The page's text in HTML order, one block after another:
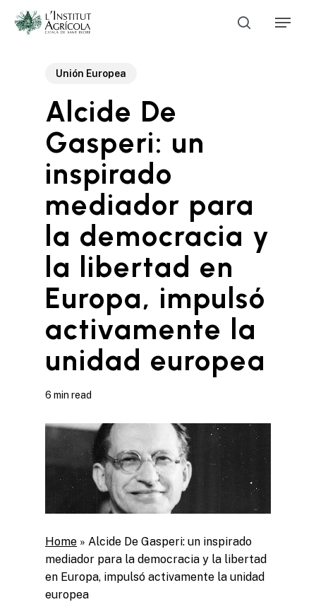
Skip
search
Menu
Unión Europea
Alcide De
Gasperi: un
inspirado
mediador para
la democracia y
la libertad en
Europa, impulsó
activamente la
unidad europea
6 min read
Home » Alcide De Gasperi: un inspirado
mediador para la democracia y la libertad
en Europa, impulsó activamente la unidad
europea